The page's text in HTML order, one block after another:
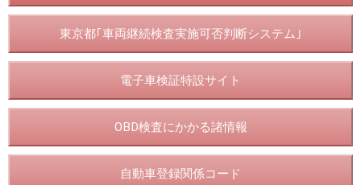
東京都｢車両継続検査実施可否判断システム｣
電子車検証特設サイト
OBD検査にかかる諸情報
自動車登録関係コード